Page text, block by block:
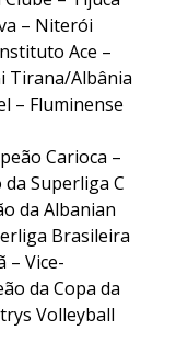
– Niterói
Ace –
Tirana/Albânia
– Fluminense
Carioca –
Superliga C
da Albanian
Brasileira
– Vice-
da Copa da
Volleyball